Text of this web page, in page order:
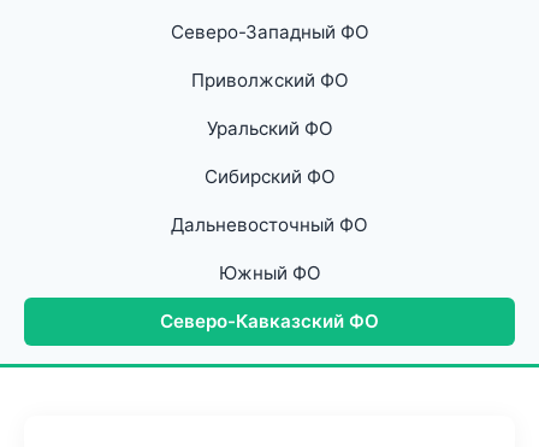
Северо-Западный ФО
Приволжский ФО
Уральский ФО
Сибирский ФО
Дальневосточный ФО
Южный ФО
Северо-Кавказский ФО